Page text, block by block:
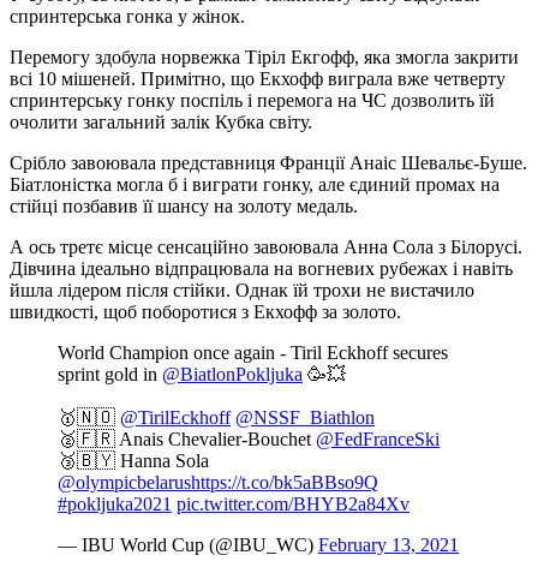
спринтерська гонка у жінок.
Перемогу здобула норвежка Тіріл Екгофф, яка змогла закрити
всі 10 мішеней. Примітно, що Екхофф виграла вже четверту
спринтерську гонку поспіль і перемога на ЧС дозволить їй
очолити загальний залік Кубка світу.
Срібло завоювала представниця Франції Анаіс Шевальє-Буше.
Біатлоністка могла б і виграти гонку, але єдиний промах на
стійці позбавив її шансу на золоту медаль.
А ось третє місце сенсаційно завоювала Анна Сола з Білорусі.
Дівчина ідеально відпрацювала на вогневих рубежах і навіть
йшла лідером після стійки. Однак їй трохи не вистачило
швидкості, щоб поборотися з Екхофф за золото.
World Champion once again - Tiril Eckhoff secures
sprint gold in @BiatlonPokljuka 🥳💥
🥇🇳🇴 @TirilEckhoff @NSSF_Biathlon
🥈🇫🇷 Anais Chevalier-Bouchet @FedFranceSki
🥉🇧🇾 Hanna Sola
@olympicbelarushttps://t.co/bk5aBBso9Q
#pokljuka2021 pic.twitter.com/BHYB2a84Xv
— IBU World Cup (@IBU_WC) February 13, 2021